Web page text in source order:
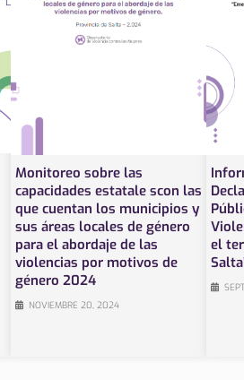
Monitoreo sobre las
capacidades estatale scon las
que cuentan los municipios y
sus áreas locales de género
para el abordaje de las
violencias por motivos de
género 2024
NOVIEMBRE 20, 2024
el